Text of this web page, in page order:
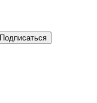
Подписаться